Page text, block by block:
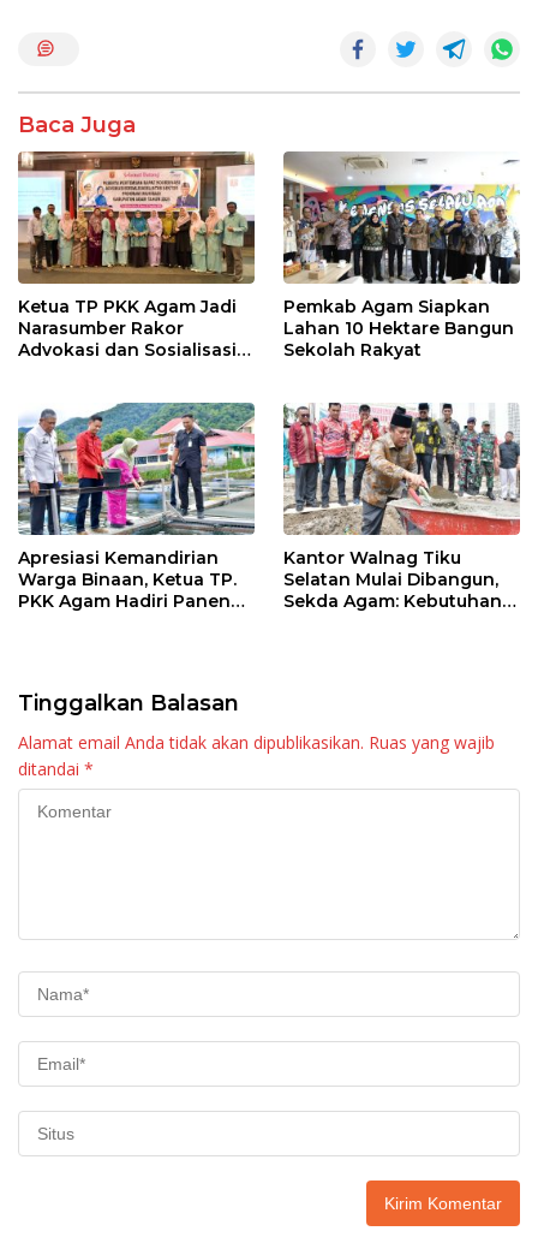
o
o
k
p
p
Baca Juga
Ketua TP PKK Agam Jadi
Narasumber Rakor
Advokasi dan Sosialisasi
Pemkab Agam Siapkan
Lahan 10 Hektare Bangun
Sekolah Rakyat
Apresiasi Kemandirian
Warga Binaan, Ketua TP.
PKK Agam Hadiri Panen
Kantor Walnag Tiku
Selatan Mulai Dibangun,
Sekda Agam: Kebutuhan
Tinggalkan Balasan
Alamat email Anda tidak akan dipublikasikan. Ruas yang wajib
ditandai *